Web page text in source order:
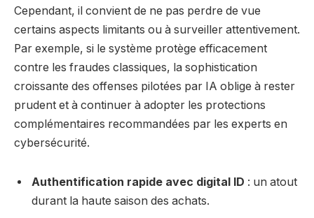
Cependant, il convient de ne pas perdre de vue
certains aspects limitants ou à surveiller attentivement.
Par exemple, si le système protège efficacement
contre les fraudes classiques, la sophistication
croissante des offenses pilotées par IA oblige à rester
prudent et à continuer à adopter les protections
complémentaires recommandées par les experts en
cybersécurité.
Authentification rapide avec digital ID : un atout
durant la haute saison des achats.